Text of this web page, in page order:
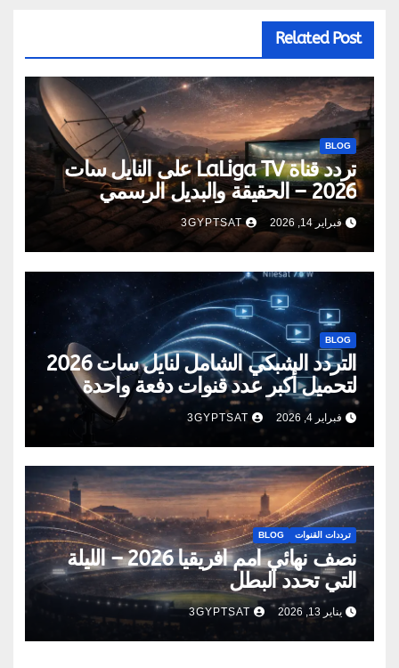
Related Post
BLOG
تردد قناة LaLiga TV على النايل سات
2026 – الحقيقة والبديل الرسمي
للمشاهدة
فبراير 14, 2026 3GYPTSAT
BLOG
التردد الشبكي الشامل لنايل سات 2026
لتحميل أكبر عدد قنوات دفعة واحدة
فبراير 4, 2026 3GYPTSAT
ترددات القنوات BLOG
نصف نهائي أمم أفريقيا 2026 – الليلة
التي تحدد البطل
يناير 13, 2026 3GYPTSAT